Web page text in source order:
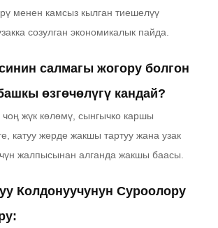
менен камсыз кылган тиешелүү
созулган экономикалык пайда.
салмагы жогору болгон
өзгөчөлүгү кандай?
жүк көлөмү, сынгычко каршы
катуу жерде жакшы тартуу жана узак
жалпысынан алганда жакшы баасы.
Колдонуучунун Суроолору